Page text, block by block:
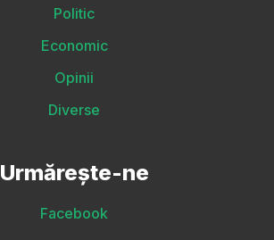
Politic
Economic
Opinii
Diverse
Urmărește-ne
Facebook